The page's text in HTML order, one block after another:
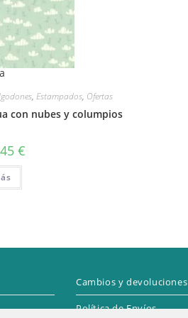
,Estampados, Ofertas
con nubes y columpios
€.
€
Cambios y devoluciones
Política de Envíos